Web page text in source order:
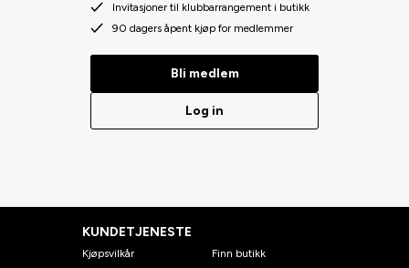
Invitasjoner til klubbarrangement i butikk
90 dagers åpent kjøp for medlemmer
Bli medlem
Log in
KUNDETJENESTE
Kjøpsvilkår
Finn butikk